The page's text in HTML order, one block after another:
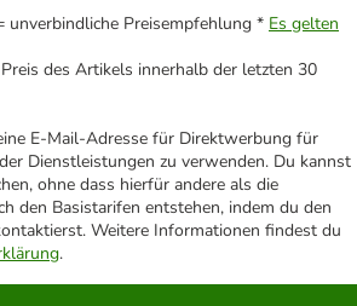
unverbindliche Preisempfehlung * Es gelten
des Artikels innerhalb der letzten 30
E-Mail-Adresse für Direktwerbung für
Dienstleistungen zu verwenden. Du kannst
ohne dass hierfür andere als die
den Basistarifen entstehen, indem du den
Weitere Informationen findest du
.